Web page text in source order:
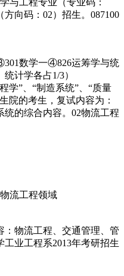
与工程专业（专业码：
向码：02）招生。087100
数学一④826运筹学与统
计学各占1/3）
学”、“制造系统”、“质量
院的考生，复试内容为：
的综合内容。02物流工程
流工程领域
：物流工程、交通管理、管
业工程系2013年考研招生